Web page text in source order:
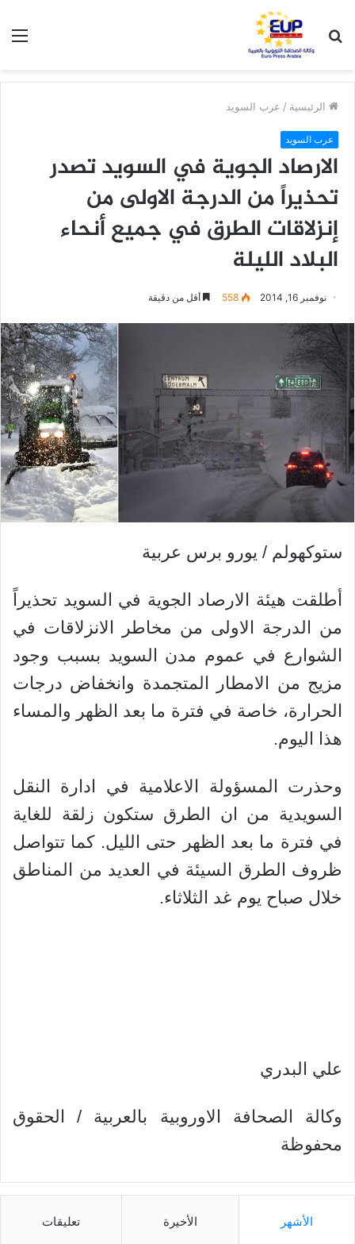
عن
الرئيسية / عرب السويد
عرب السويد
الارصاد الجوية في السويد تصدر
تحذيراً من الدرجة الاولى من
إنزلاقات الطرق في جميع أنحاء
البلاد الليلة
نوفمبر 16, 2014 558 أقل من دقيقة
ستوكهولم / يورو برس عربية
أطلقت هيئة الارصاد الجوية في السويد تحذيراً
من الدرجة الاولى من مخاطر الانزلاقات في
الشوارع في عموم مدن السويد بسبب وجود
مزيج من الامطار المتجمدة وانخفاض درجات
الحرارة، خاصة في فترة ما بعد الظهر والمساء
هذا اليوم.
وحذرت المسؤولة الاعلامية في ادارة النقل
السويدية من ان الطرق ستكون زلقة للغاية
في فترة ما بعد الظهر حتى الليل. كما تتواصل
ظروف الطرق السيئة في العديد من المناطق
خلال صباح يوم غد الثلاثاء.
علي البدري
وكالة الصحافة الاوروبية بالعربية / الحقوق
محفوظة
الأشهر الأخيرة تعليقات